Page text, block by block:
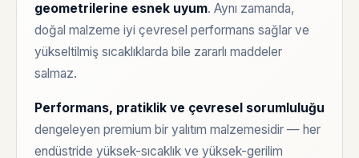
geometrilerine esnek uyum. Aynı zamanda,
doğal malzeme iyi çevresel performans sağlar ve
yükseltilmiş sıcaklıklarda bile zararlı maddeler
salmaz.
Performans, pratiklik ve çevresel sorumluluğu
dengeleyen premium bir yalıtım malzemesidir — her
endüstride yüksek-sıcaklık ve yüksek-gerilim